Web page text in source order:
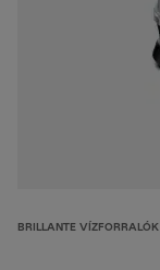
BRILLANTE VÍZFORRALÓK